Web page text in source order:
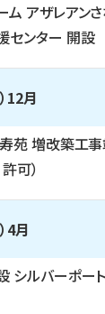
アザレアン
センター 開設
12月
苑 増改築工事
可）
4月
シルバーポー